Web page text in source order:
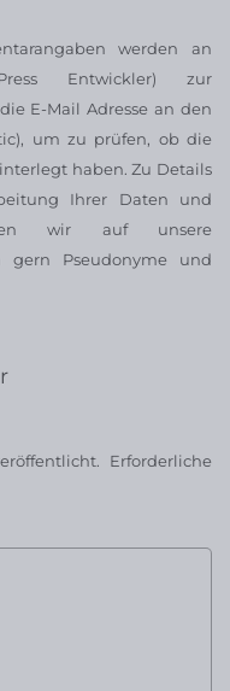
werden an
Entwickler) zur
E-Mail Adresse an den
um zu prüfen, ob die
haben. Zu Details
Ihrer Daten und
wir auf unsere
gern Pseudonyme und
Erforderliche